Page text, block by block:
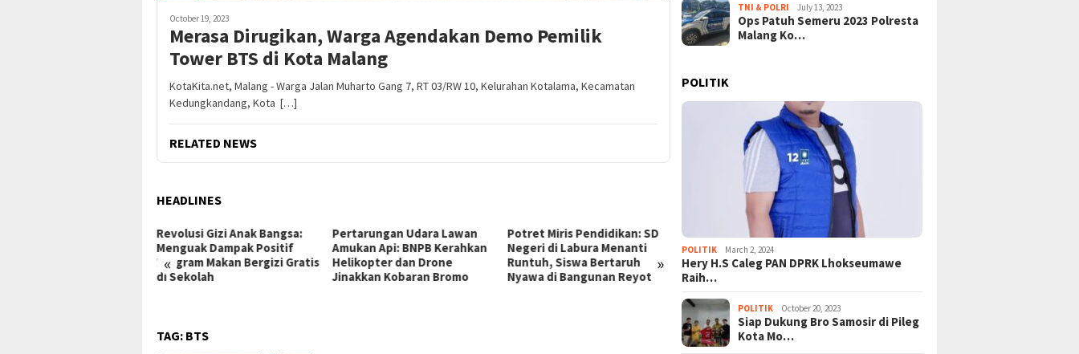
October 19, 2023
Merasa Dirugikan, Warga Agendakan Demo Pemilik
Tower BTS di Kota Malang
KotaKita.net, Malang - Warga Jalan Muharto Gang 7, RT 03/RW 10, Kelurahan Kotalama, Kecamatan
Kedungkandang, Kota […]
RELATED NEWS
HEADLINES
« »
Pertarungan Udara Lawan
Amukan Api: BNPB Kerahkan
Helikopter dan Drone
Jinakkan Kobaran Bromo
Potret Miris Pendidikan: SD
Negeri di Labura Menanti
Runtuh, Siswa Bertaruh
Nyawa di Bangunan Reyot
Sensasi Box Office! ‘Spider-
Man: Brand New Day’
Meledak, Raih 1 Miliar Dolar
Tercepat Kedua Sepanjang
Indonesia dalam
Cengkeraman Kekeringan:
Juli 2026 Pecahkan Rekor
Bulan Terkering Sejak 1991
Revolusi Gizi Anak Bangsa:
Program Makan Bergizi Gratis
TAG: BTS
TNI & POLRI July 13, 2023
Ops Patuh Semeru 2023 Polresta
Malang Ko…
POLITIK
POLITIK March 2, 2024
Hery H.S Caleg PAN DPRK Lhokseumawe
Raih…
POLITIK October 20, 2023
Siap Dukung Bro Samosir di Pileg
Kota Mo…